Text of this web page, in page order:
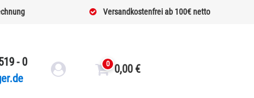
Versandkostenfrei ab 100€ netto
- 0
0 0,00 €